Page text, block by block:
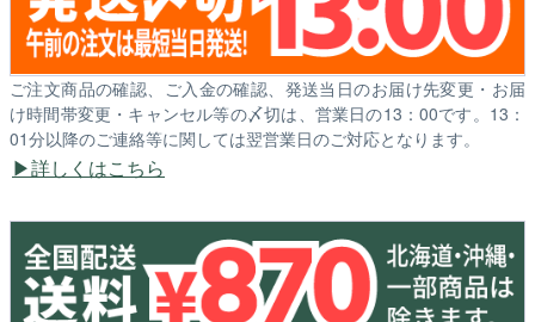
ご注文商品の確認、ご入金の確認、発送当日のお届け先変更・お届
け時間帯変更・キャンセル等の〆切は、営業日の13：00です。13：
01分以降のご連絡等に関しては翌営業日のご対応となります。
詳しくはこちら